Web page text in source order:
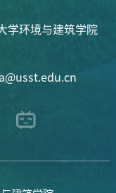
学环境与建筑学院